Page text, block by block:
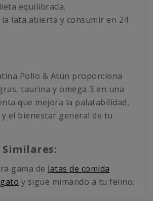
equilibrada.
lata abierta y consumir en 24
Pollo & Atún proporciona
taurina y omega 3 en una
que mejora la palatabilidad,
el bienestar general de tu
gama de latas de comida
y sigue mimando a tu felino.